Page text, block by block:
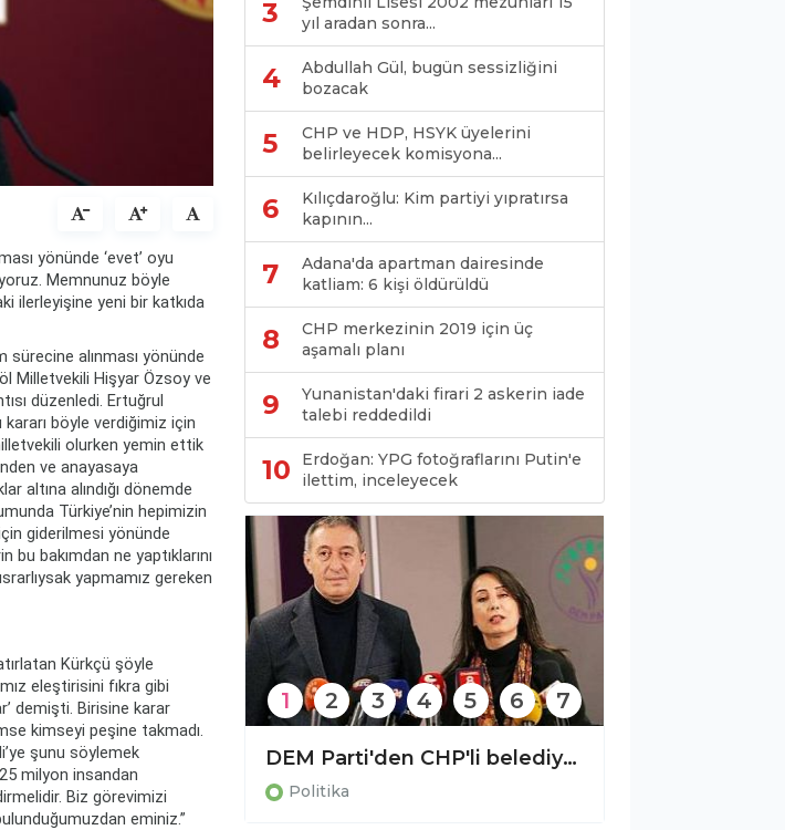
yönünde ‘evet’ oyu
Memnunuz böyle
ilerleyişine yeni bir katkıda
alınması yönünde
Milletvekili Hişyar Özsoy ve
düzenledi. Ertuğrul
kararı böyle verdiğimiz için
olurken yemin ettik
ve anayasaya
altına alındığı dönemde
Türkiye’nin hepimizin
giderilmesi yönünde
bu bakımdan ne yaptıklarını
yapmamız gereken
Kürkçü şöyle
eleştirisini fıkra gibi
demişti. Birisine karar
kimseyi peşine takmadı.
şunu söylemek
milyon insandan
Biz görevimizi
eminiz.”
3
yıl aradan sonra...
4
Abdullah Gül, bugün sessizliğini
bozacak
5
CHP ve HDP, HSYK üyelerini
belirleyecek komisyona...
6
Kılıçdaroğlu: Kim partiyi yıpratırsa
kapının...
7
Adana'da apartman dairesinde
katliam: 6 kişi öldürüldü
8
CHP merkezinin 2019 için üç
aşamalı planı
9
Yunanistan'daki firari 2 askerin iade
talebi reddedildi
10
Erdoğan: YPG fotoğraflarını Putin'e
ilettim, inceleyecek
DEM Parti'den CHP'li belediyelere yönelik operasyona tepki
Politika
1 2 3 4 5 6 7